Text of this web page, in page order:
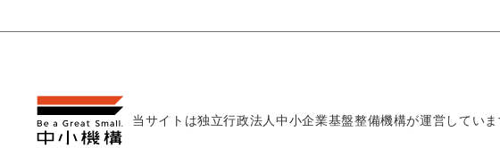
当サイトは独立行政法人中小企業基盤整備機構が運営していま